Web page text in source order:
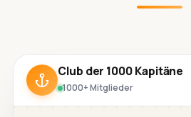
Club der 1000 Kapitäne
1000+ Mitglieder